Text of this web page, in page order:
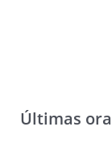
Últimas